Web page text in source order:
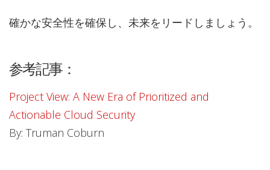
確かな安全性を確保し、未来をリードしましょう。
参考記事：
Project View: A New Era of Prioritized and
Actionable Cloud Security
By: Truman Coburn